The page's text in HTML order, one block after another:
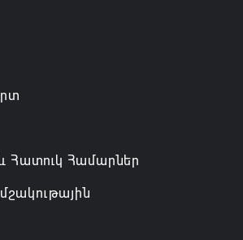
անվանումները
Հատուկ Համարներ